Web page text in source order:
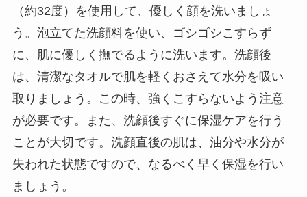
（約32度）を使用して、優しく顔を洗いましょ
う。泡立てた洗顔料を使い、ゴシゴシこすらず
に、肌に優しく撫でるように洗います。洗顔後
は、清潔なタオルで肌を軽くおさえて水分を吸い
取りましょう。この時、強くこすらないよう注意
が必要です。また、洗顔後すぐに保湿ケアを行う
ことが大切です。洗顔直後の肌は、油分や水分が
失われた状態ですので、なるべく早く保湿を行い
ましょう。